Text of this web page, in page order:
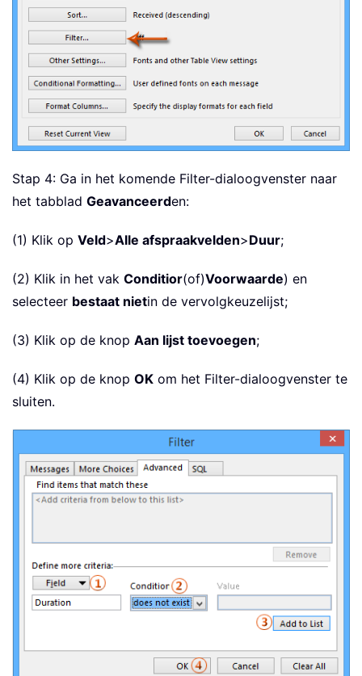
Stap 4: Ga in het komende Filter-dialoogvenster naar
het tabblad Geavanceerden:
(1) Klik op Veld>Alle afspraakvelden>Duur;
(2) Klik in het vak Conditior(of)Voorwaarde) en
selecteer bestaat nietin de vervolgkeuzelijst;
(3) Klik op de knop Aan lijst toevoegen;
(4) Klik op de knop OK om het Filter-dialoogvenster te
sluiten.